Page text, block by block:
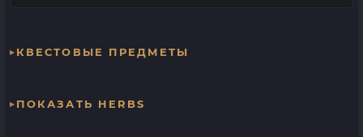
КВЕСТОВЫЕ ПРЕДМЕТЫ
ПОКАЗАТЬ HERBS